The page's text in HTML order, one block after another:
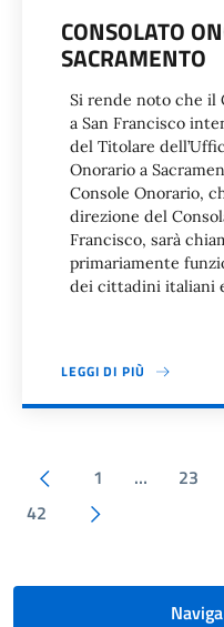
CONSOLATO
SACRAMENTO
Si rende noto che il
a San Francisco
del Titolare
Onorario a
Console Onorario,
direzione del
Francisco, sarà
primariamente
dei cittadini italiani
LEGGI DI PIÙ
Paginazione
Pagina precedente
1 … 23
42